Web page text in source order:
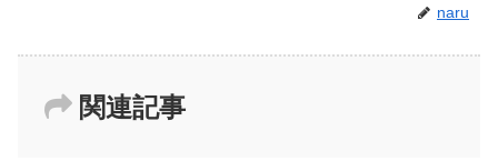
naru
関連記事